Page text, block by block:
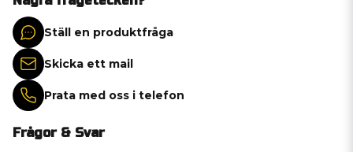
Ställ en produktfråga
Skicka ett mail
Prata med oss i telefon
Frågor & Svar